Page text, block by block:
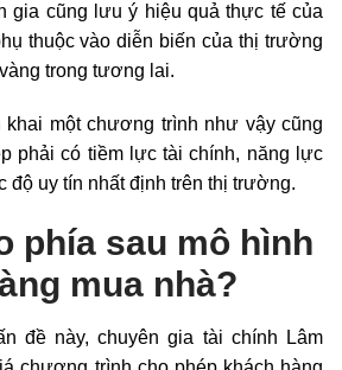
gia cũng lưu ý hiệu quả thực tế của
thuộc vào diễn biến của thị trường
trong tương lai.
khai một chương trình như vậy cũng
phải có tiềm lực tài chính, năng lực
độ uy tín nhất định trên thị trường.
phía sau mô hình
mua nhà?
đề này, chuyên gia tài chính Lâm